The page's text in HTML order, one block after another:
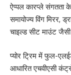
ऐप्पल कारप्ले संगतता
समायोज्य विंग मिरर,
चाइल्ड सीट माउंट
प्योर ट्रिम में फुल-
आधारित एचवीएसी